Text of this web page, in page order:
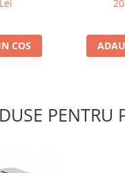
COS
PENTRU